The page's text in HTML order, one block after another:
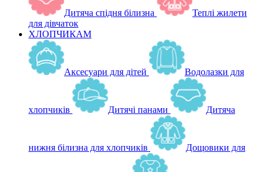
Дитяча спідня білизна
Теплі жилети
для дівчаток
ХЛОПЧИКАМ
Аксесуари для дітей Водолазки для
хлопчиків Дитячі панами Дитяча
нижня білизна для хлопчиків Дощовики для